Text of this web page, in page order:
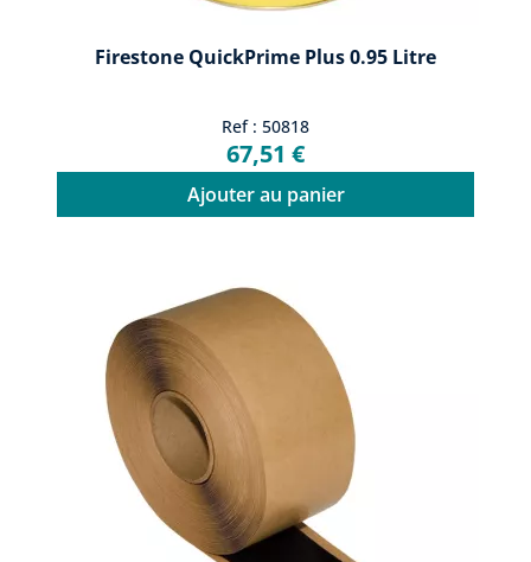
Firestone QuickPrime Plus 0.95 Litre
Ref : 50818
67,51 €
Ajouter au panier